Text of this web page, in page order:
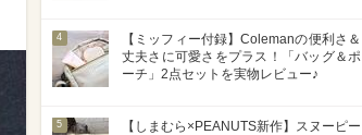
4
【ミッフィー付録】Colemanの便利さ＆
丈夫さに可愛さをプラス！「バッグ＆ポ
ーチ」2点セットを実物レビュー♪
5
【しまむら×PEANUTS新作】スヌーピー